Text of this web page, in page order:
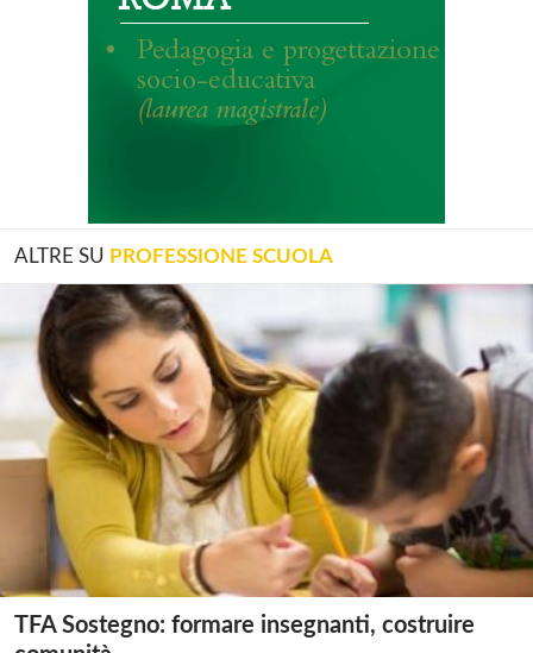
ALTRE SU PROFESSIONE SCUOLA
TFA Sostegno: formare insegnanti, costruire